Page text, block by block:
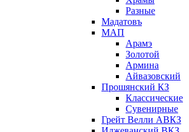
Разные
Мадатовъ
МАП
Арамэ
Золотой
Армина
Айвазовский
Прошянский КЗ
Классические
Сувенирные
Грейт Велли АВКЗ